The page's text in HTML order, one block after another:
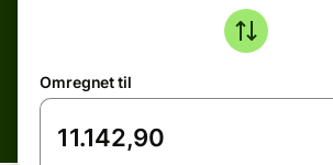
Omregnet til